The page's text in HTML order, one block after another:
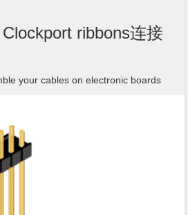
ribbons连接
your cables on electronic boards